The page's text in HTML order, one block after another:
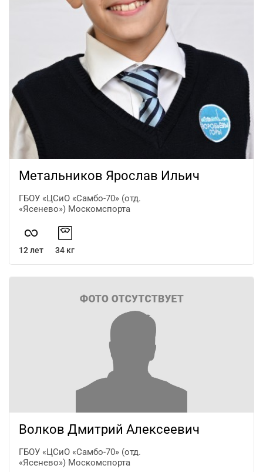
Метальников Ярослав Ильич
ГБОУ «ЦСиО «Самбо-70» (отд.
«Ясенево») Москомспорта
12 лет 34 кг
Волков Дмитрий Алексеевич
ГБОУ «ЦСиО «Самбо-70» (отд.
«Ясенево») Москомспорта